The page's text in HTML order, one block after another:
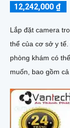
12,242,000 ₫
Lắp đặt camera
thể của cơ sở y tế. Việc quản lý và giám sát hoạt động trong
phòng khám có
muốn, bao gồm